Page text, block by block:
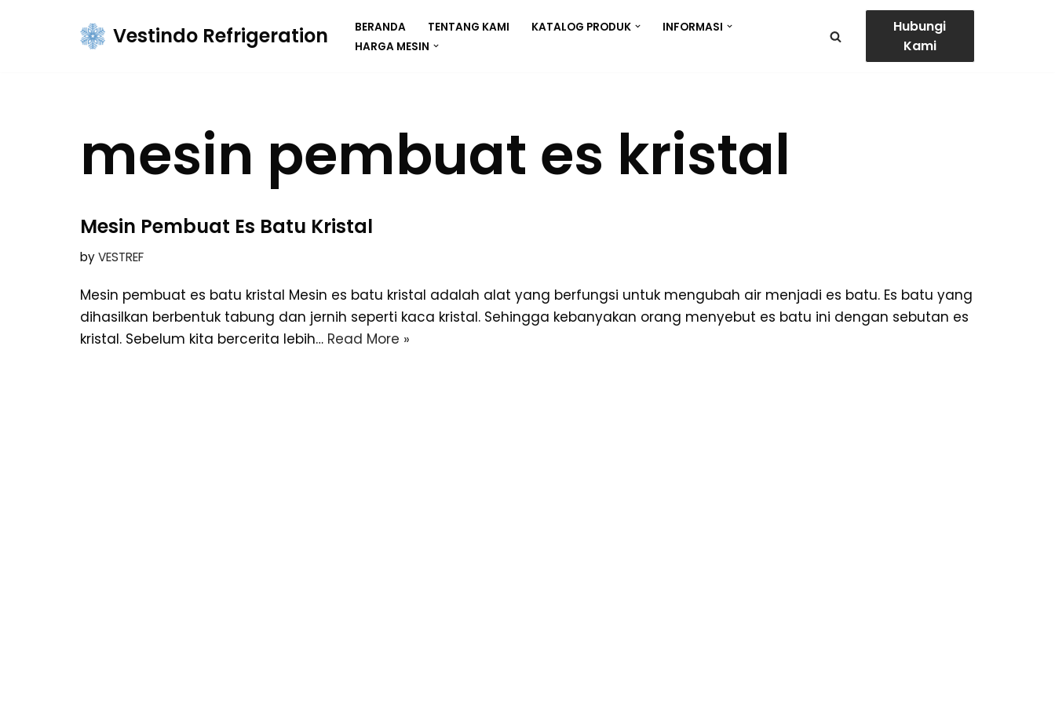
Vestindo Refrigeration BERANDA TENTANG KAMI KATALOG PRODUK
INFORMASI
HARGA MESIN
Hubungi
Kami
mesin pembuat es kristal
Mesin Pembuat Es Batu Kristal
byVESTREF
Mesin pembuat es batu kristal Mesin es batu kristal adalah alat yang berfungsi untuk mengubah air menjadi es batu. Es batu yang
dihasilkan berbentuk tabung dan jernih seperti kaca kristal. Sehingga kebanyakan orang menyebut es batu ini dengan sebutan es
kristal. Sebelum kita bercerita lebih… Read More »